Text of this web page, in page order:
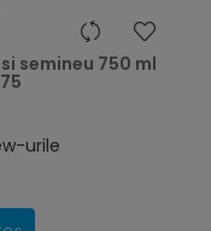
semineu 750 ml
urile